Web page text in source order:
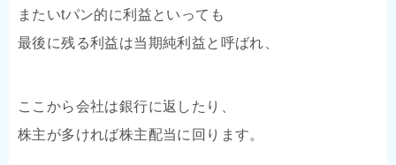
またいtパン的に利益といっても
最後に残る利益は当期純利益と呼ばれ、
ここから会社は銀行に返したり、
株主が多ければ株主配当に回ります。